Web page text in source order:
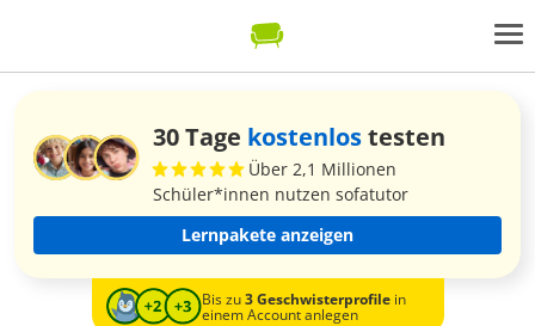
30 Tage kostenlostesten
Über 2,1 Millionen
Schüler*innen nutzen sofatutor
Lernpakete anzeigen
Bis zu3 Geschwisterprofilein
einem Account anlegen